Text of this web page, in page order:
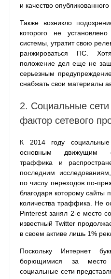
и качество опубликованного
Также возникло
которого не
системы, утратит свою
ранжироваться ПС.
положение дел еще не
серьезным
снабжать свои материалы
2. Социальные
фактор сетевого
К 2014 году
основным движущим
траффика и
последним
по числу переходов по-
благодаря которому сайты
количества траффика. Не
Pinterest занял 2-е место
известный Twitter
в своем активе лишь 1%
Поскольку Интернет
борющимися за место
социальные сети